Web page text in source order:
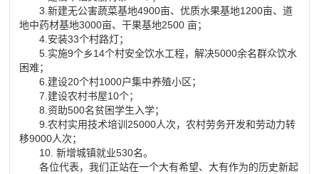
3.新建无公害蔬菜基地4900亩、优质水果基地1200亩、道
地中药材基地3000亩、干果基地2500 亩；
4.安装33个村路灯；
5.实施9个乡14个村安全饮水工程，解决5000余名群众饮水
困难；
6.建设20个村1000户集中养殖小区；
7.建设农村书屋10个；
8.资助500名贫困学生入学；
9.农村实用技术培训25000人次，农村劳务开发和劳动力转
移9000人次；
10. 新增城镇就业530名。
各位代表，我们正站在一个大有希望、大有作为的历史新起